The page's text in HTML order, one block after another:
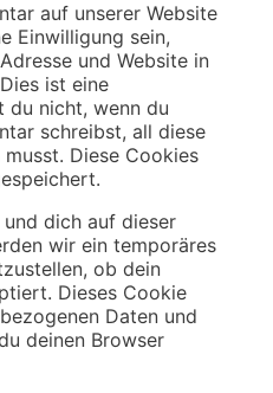
auf unserer Website
Einwilligung sein,
und Website in
ist eine
du nicht, wenn du
schreibst, all diese
Diese Cookies
dich auf dieser
wir ein temporäres
ob dein
Dieses Cookie
Daten und
deinen Browser